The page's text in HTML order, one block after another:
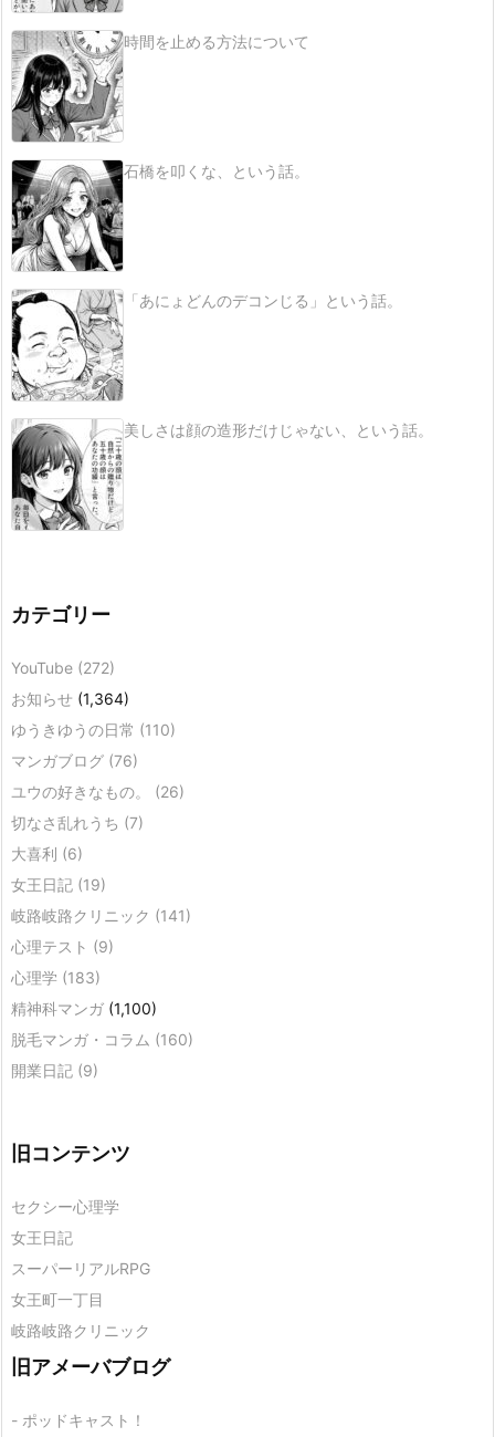
時間を止める方法について
石橋を叩くな、という話。
「あにょどんのデコンじる」という話。
美しさは顔の造形だけじゃない、という話。
カテゴリー
YouTube (272)
お知らせ (1,364)
ゆうきゆうの日常 (110)
マンガブログ (76)
ユウの好きなもの。 (26)
切なさ乱れうち (7)
大喜利 (6)
女王日記 (19)
岐路岐路クリニック (141)
心理テスト (9)
心理学 (183)
精神科マンガ (1,100)
脱毛マンガ・コラム (160)
開業日記 (9)
旧コンテンツ
セクシー心理学
女王日記
スーパーリアルRPG
女王町一丁目
岐路岐路クリニック
旧アメーバブログ
- ポッドキャスト！